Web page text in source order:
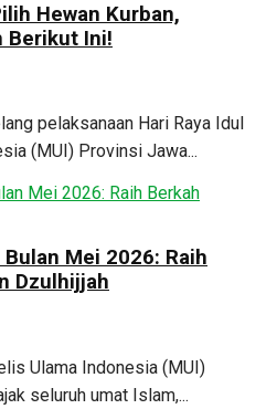
Hewan Kurban,
Berikut Ini!
pelaksanaan Hari Raya Idul
(MUI) Provinsi Jawa...
Mei 2026: Raih
Dzulhijjah
Ulama Indonesia (MUI)
seluruh umat Islam,...